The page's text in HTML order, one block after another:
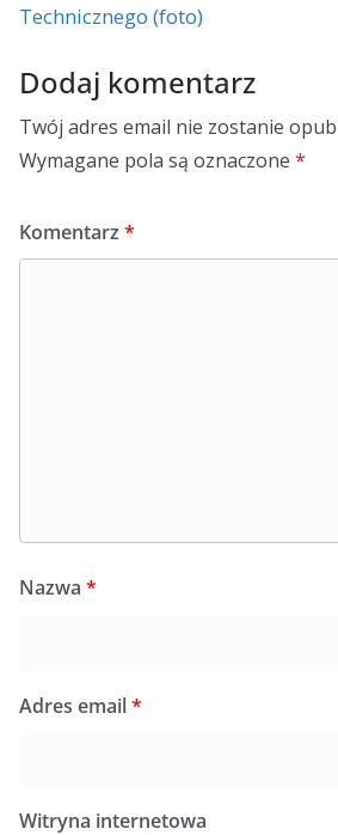
Technicznego (foto)
Dodaj komentarz
Twój adres email nie zostanie
Wymagane pola są oznaczone *
Komentarz *
Nazwa *
Adres email*
Witryna internetowa